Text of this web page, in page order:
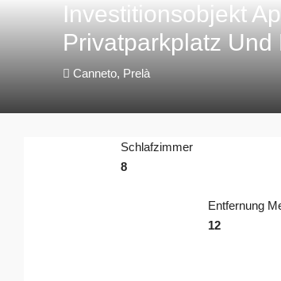
Investitionsobjekt
Privatparkplatz Und
Canneto, Prelà
Schlafzimmer
8
Entfernung
12